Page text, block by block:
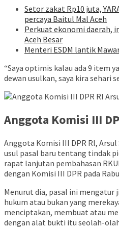
Setor zakat Rp10 juta,
percaya Baitul Mal Aceh
Perkuat ekonomi daerah,
Aceh Besar
Menteri ESDM lantik
“Saya optimis kalau ada 9 item
dewan usulkan, saya kira sehari
Anggota Komisi III
Anggota Komisi III DPR RI,
usul pasal baru tentang tindak
rapat lanjutan pembahasan
dengan Komisi III DPR pada
Menurut dia, pasal ini mengatur
hukum atau bukan yang
menciptakan, membuat atau
dengan alat bukti itu seolah-